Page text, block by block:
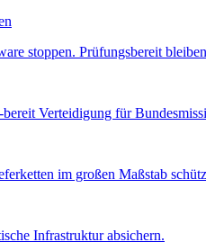
stoppen. Prüfungsbereit
Verteidigung für
im großen Maßstab
Infrastruktur absichern.